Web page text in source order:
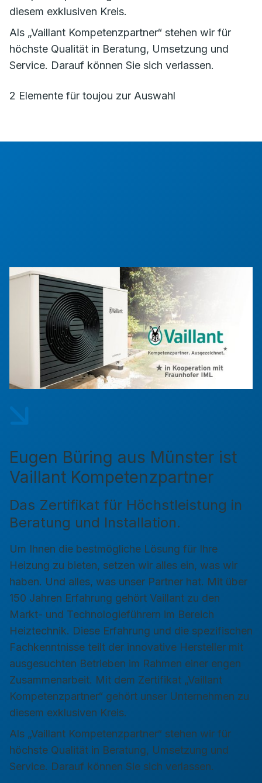
diesem exklusiven Kreis.
Als „Vaillant Kompetenzpartner“ stehen wir für
höchste Qualität in Beratung, Umsetzung und
Service. Darauf können Sie sich verlassen.
2 Elemente für toujou zur Auswahl
Eugen Büring aus Münster ist
Vaillant Kompetenzpartner
Das Zertifikat für Höchstleistung in
Beratung und Installation.
Um Ihnen die bestmögliche Lösung für Ihre
Heizung zu bieten, setzen wir alles ein, was wir
haben. Und alles, was unser Partner hat. Mit über
150 Jahren Erfahrung gehört Vaillant zu den
Markt- und Technologieführern im Bereich
Heiztechnik. Diese Erfahrung und die spezifischen
Fachkenntnisse teilt der innovative Hersteller mit
ausgesuchten Betrieben im Rahmen einer engen
Zusammenarbeit. Mit dem Zertifikat „Vaillant
Kompetenzpartner“ gehört unser Unternehmen zu
diesem exklusiven Kreis.
Als „Vaillant Kompetenzpartner“ stehen wir für
höchste Qualität in Beratung, Umsetzung und
Service. Darauf können Sie sich verlassen.